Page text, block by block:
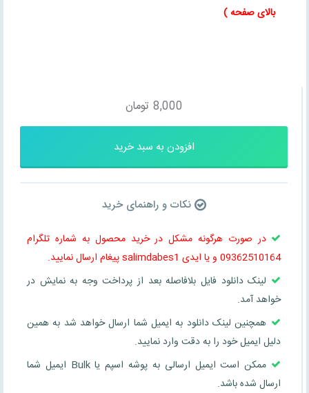
بالای صفحه )
8,000 تومان
افزودن به سبد خرید
نکات و راهنمای خرید
در صورت هرگونه مشکل در خرید محصول به شماره تلگرام
09362510164 و یا ایدی salimdabes1 پیغام ارسال نمایید.
لینک دانلود فایل بلافاصله بعد از پرداخت وجه به نمایش در
خواهد آمد.
همچنین لینک دانلود به ایمیل شما ارسال خواهد شد به همین
دلیل ایمیل خود را به دقت وارد نمایید.
ممکن است ایمیل ارسالی به پوشه اسپم یا Bulk ایمیل شما
ارسال شده باشد.